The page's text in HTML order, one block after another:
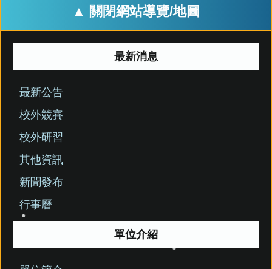
▲ 關閉網站導覽/地圖
最新消息
最新公告
校外競賽
校外研習
其他資訊
新聞發布
行事曆
單位介紹